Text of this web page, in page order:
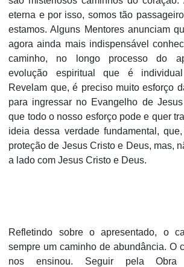
eterna e por isso, somos tão
estamos. Alguns Mentores anunciam
agora ainda mais indispensável
caminho, no longo processo do
evolução espiritual que é
Revelam que, é preciso muito esforço
para ingressar no Evangelho de
que todo o nosso esforço pode e quer
ideia dessa verdade fundamental,
proteção de Jesus Cristo e Deus, mas,
a lado com Jesus Cristo e Deus.
Refletindo sobre o apresentado, o
sempre um caminho de abundância. O
nos ensinou. Seguir pela